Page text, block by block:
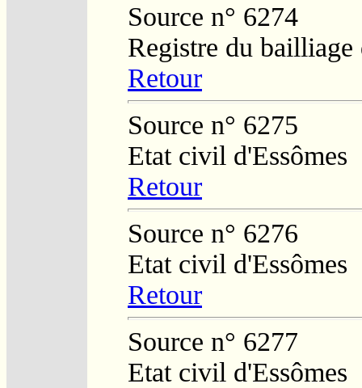
Source n° 6274
Registre du
Retour
Source n° 6275
Etat civil d'Essômes
Retour
Source n° 6276
Etat civil d'Essômes
Retour
Source n° 6277
Etat civil d'Essômes